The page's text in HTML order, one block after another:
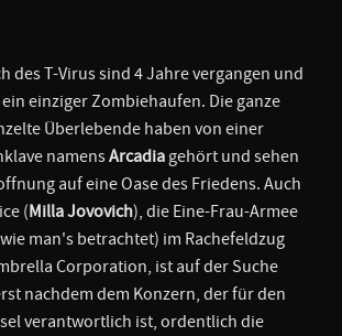
des T-Virus sind 4 Jahre vergangen und
einziger Zombiehaufen. Die ganze
Überlebende haben von einer
namensArcadia gehört und sehen
auf eine Oase des Friedens. Auch
(Milla Jovovich), die Eine-Frau-Armee
man's betrachtet) im Rachefeldzug
Corporation, ist auf der Suche
nachdem dem Konzern, der für den
verantwortlich ist, ordentlich die